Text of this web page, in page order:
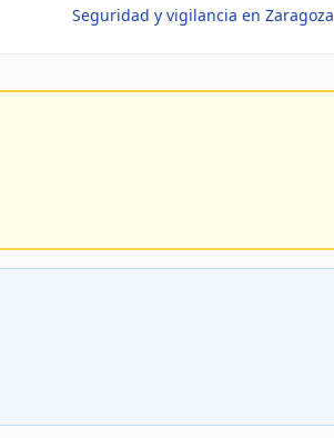
Seguridad y vigilancia en Zaragoza